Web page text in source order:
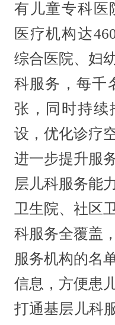
有儿童专科医
医疗机构达
综合医院、妇
科服务，每千
张，同时持续
设，优化诊疗
进一步提升服
层儿科服务能
卫生院、社区
科服务全覆盖
服务机构的名
信息，方便患
打通基层儿科